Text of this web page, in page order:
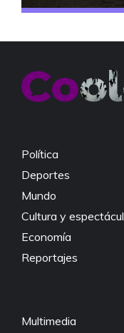
Política
Deportes
Mundo
Cultura y
Economía
Reportajes
Multimedia